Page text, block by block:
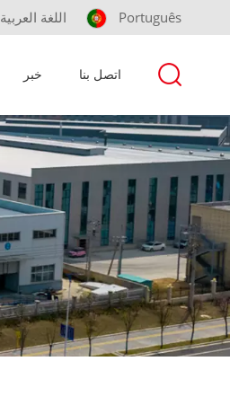
اللغة العربية Português
خبر اتصل بنا